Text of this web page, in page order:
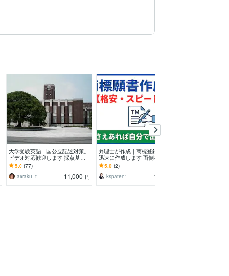
大学受験英語 国公立記述対策。
ビデオ対応歓迎します 採点基準
を明確に！あなたの答案を客観的
に評価・改善！
5.0 (77)
anraku_t
11,000 円
弁理士が作成｜商標登録の願書を
迅速に作成します 面倒な書類作
成のみをプロが代行！低コストで
出願したい方へ
5.0 (2)
kspatent
10,000